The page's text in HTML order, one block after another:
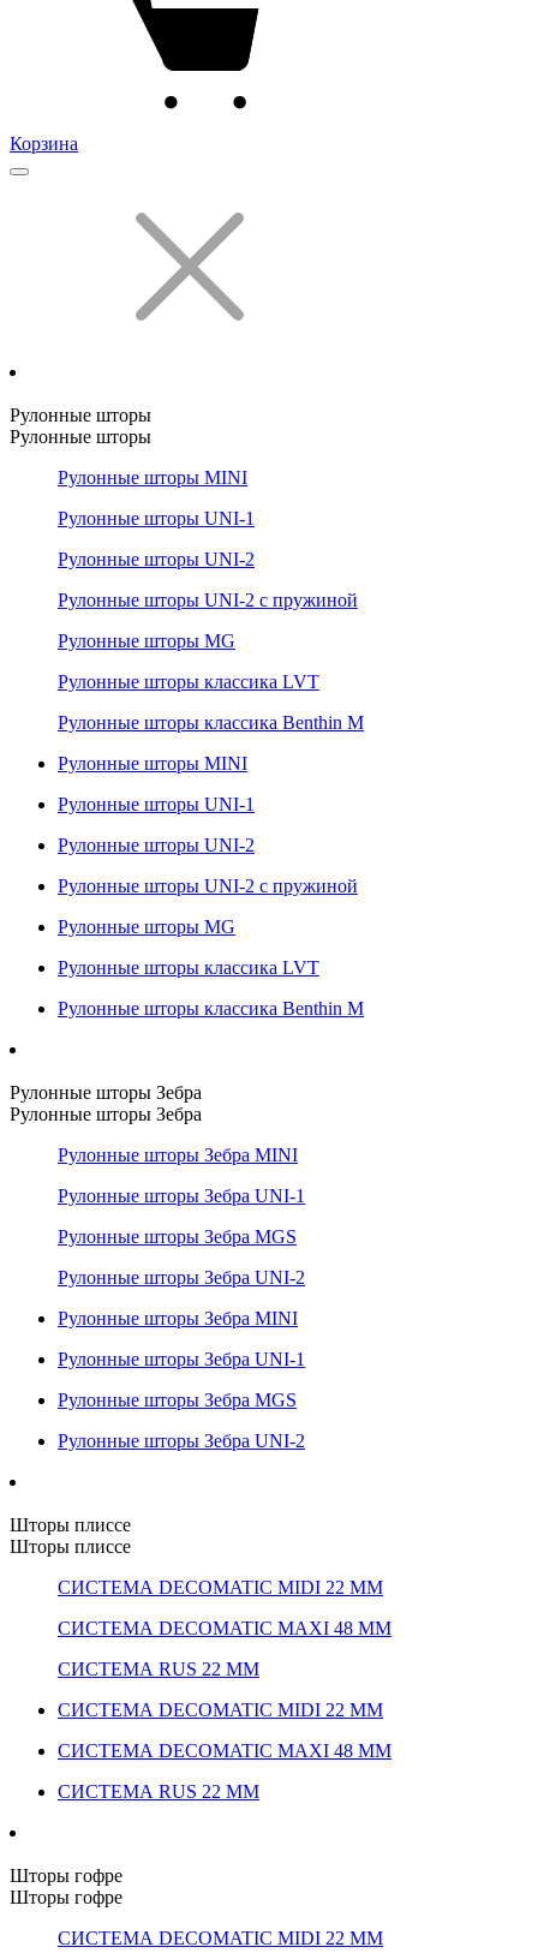
Корзина
Рулонные шторы
Рулонные шторы
Рулонные шторы MINI
Рулонные шторы UNI-1
Рулонные шторы UNI-2
Рулонные шторы UNI-2 с пружиной
Рулонные шторы MG
Рулонные шторы классика LVT
Рулонные шторы классика Benthin M
Рулонные шторы MINI
Рулонные шторы UNI-1
Рулонные шторы UNI-2
Рулонные шторы UNI-2 с пружиной
Рулонные шторы MG
Рулонные шторы классика LVT
Рулонные шторы классика Benthin M
Рулонные шторы Зебра
Рулонные шторы Зебра
Рулонные шторы Зебра MINI
Рулонные шторы Зебра UNI-1
Рулонные шторы Зебра MGS
Рулонные шторы Зебра UNI-2
Рулонные шторы Зебра MINI
Рулонные шторы Зебра UNI-1
Рулонные шторы Зебра MGS
Рулонные шторы Зебра UNI-2
Шторы плиссе
Шторы плиссе
СИСТЕМА DECOMATIC MIDI 22 ММ
СИСТЕМА DECOMATIC MAXI 48 ММ
СИСТЕМА RUS 22 ММ
СИСТЕМА DECOMATIC MIDI 22 ММ
СИСТЕМА DECOMATIC MAXI 48 ММ
СИСТЕМА RUS 22 ММ
Шторы гофре
Шторы гофре
СИСТЕМА DECOMATIC MIDI 22 ММ